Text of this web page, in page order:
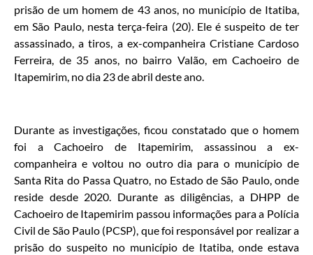
prisão de um homem de 43 anos, no município de Itatiba,
em São Paulo, nesta terça-feira (20). Ele é suspeito de ter
assassinado, a tiros, a ex-companheira Cristiane Cardoso
Ferreira, de 35 anos, no bairro Valão, em Cachoeiro de
Itapemirim, no dia 23 de abril deste ano.
Durante as investigações, ficou constatado que o homem
foi a Cachoeiro de Itapemirim, assassinou a ex-
companheira e voltou no outro dia para o município de
Santa Rita do Passa Quatro, no Estado de São Paulo, onde
reside desde 2020. Durante as diligências, a DHPP de
Cachoeiro de Itapemirim passou informações para a Polícia
Civil de São Paulo (PCSP), que foi responsável por realizar a
prisão do suspeito no município de Itatiba, onde estava